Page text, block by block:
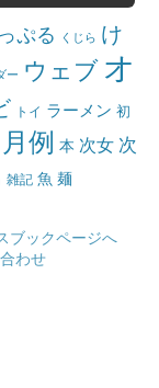
ぷる くじら け
ー ウェブ オ
トイ ラーメン 初
月例 本 次女 次
雑記 魚 麺